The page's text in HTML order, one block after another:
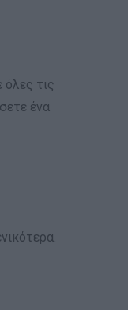
τις
ένα